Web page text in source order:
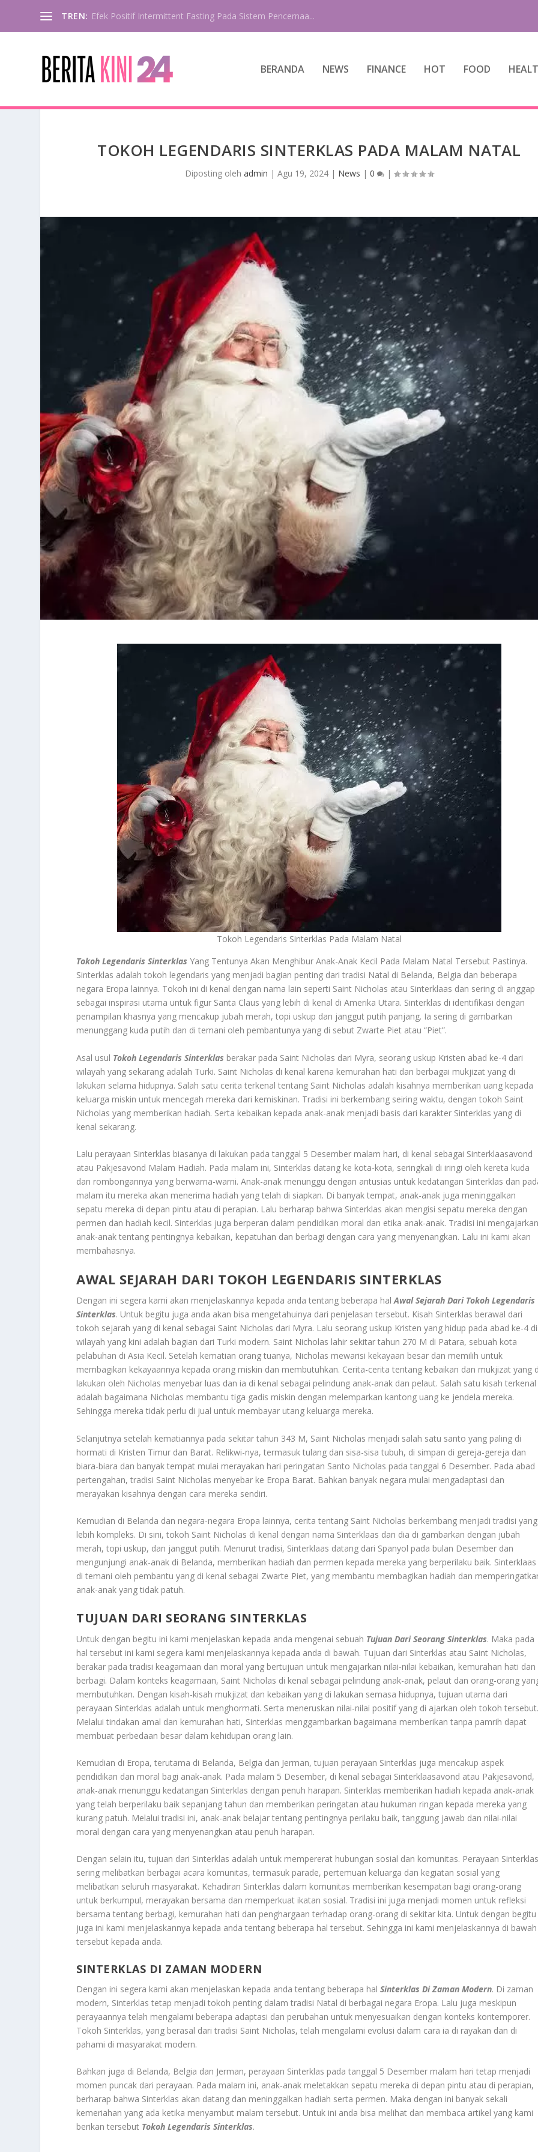
TREN: Efek Positif Intermittent Fasting Pada Sistem Pencernaa...
BERANDA NEWS FINANCE HOT FOOD
TOKOH LEGENDARIS SINTERKLAS PADA MALAM NATAL
Diposting oleh admin | Agu 19, 2024| News | 0 |
Tokoh Legendaris Sinterklas Pada Malam Natal
Tokoh Legendaris Sinterklas Yang Tentunya Akan Menghibur Anak-Anak Kecil Pada Malam Natal Tersebut Pastinya.
Sinterklas adalah tokoh legendaris yang menjadi bagian penting dari tradisi Natal di Belanda, Belgia dan beberapa
negara Eropa lainnya. Tokoh ini di kenal dengan nama lain seperti Saint Nicholas atau Sinterklaas dan sering di anggap
sebagai inspirasi utama untuk figur Santa Claus yang lebih di kenal di Amerika Utara. Sinterklas di identifikasi dengan
penampilan khasnya yang mencakup jubah merah, topi uskup dan janggut putih panjang. Ia sering di gambarkan
menunggang kuda putih dan di temani oleh pembantunya yang di sebut Zwarte Piet atau “Piet”.
Asal usul Tokoh Legendaris Sinterklas berakar pada Saint Nicholas dari Myra, seorang uskup Kristen abad ke-4 dari
wilayah yang sekarang adalah Turki. Saint Nicholas di kenal karena kemurahan hati dan berbagai mukjizat yang di
lakukan selama hidupnya. Salah satu cerita terkenal tentang Saint Nicholas adalah kisahnya memberikan uang kepada
keluarga miskin untuk mencegah mereka dari kemiskinan. Tradisi ini berkembang seiring waktu, dengan tokoh Saint
Nicholas yang memberikan hadiah. Serta kebaikan kepada anak-anak menjadi basis dari karakter Sinterklas yang di
kenal sekarang.
Lalu perayaan Sinterklas biasanya di lakukan pada tanggal 5 Desember malam hari, di kenal sebagai Sinterklaasavond
atau Pakjesavond Malam Hadiah. Pada malam ini, Sinterklas datang ke kota-kota, seringkali di iringi oleh kereta kuda
dan rombongannya yang berwarna-warni. Anak-anak menunggu dengan antusias untuk kedatangan Sinterklas dan
malam itu mereka akan menerima hadiah yang telah di siapkan. Di banyak tempat, anak-anak juga meninggalkan
sepatu mereka di depan pintu atau di perapian. Lalu berharap bahwa Sinterklas akan mengisi sepatu mereka dengan
permen dan hadiah kecil. Sinterklas juga berperan dalam pendidikan moral dan etika anak-anak. Tradisi ini
anak-anak tentang pentingnya kebaikan, kepatuhan dan berbagi dengan cara yang menyenangkan. Lalu ini kami akan
membahasnya.
AWAL SEJARAH DARI TOKOH LEGENDARIS SINTERKLAS
Dengan ini segera kami akan menjelaskannya kepada anda tentang beberapa halAwal Sejarah Dari Tokoh Legendaris
Sinterklas. Untuk begitu juga anda akan bisa mengetahuinya dari penjelasan tersebut. Kisah Sinterklas berawal dari
tokoh sejarah yang di kenal sebagai Saint Nicholas dari Myra. Lalu seorang uskup Kristen yang hidup pada abad ke-4 di
wilayah yang kini adalah bagian dari Turki modern. Saint Nicholas lahir sekitar tahun 270 M di Patara, sebuah kota
pelabuhan di Asia Kecil. Setelah kematian orang tuanya, Nicholas mewarisi kekayaan besar dan memilih untuk
membagikan kekayaannya kepada orang miskin dan membutuhkan. Cerita-cerita tentang kebaikan dan mukjizat yang
lakukan oleh Nicholas menyebar luas dan ia di kenal sebagai pelindung anak-anak dan pelaut. Salah satu kisah terkenal
adalah bagaimana Nicholas membantu tiga gadis miskin dengan melemparkan kantong uang ke jendela mereka.
Sehingga mereka tidak perlu di jual untuk membayar utang keluarga mereka.
Selanjutnya setelah kematiannya pada sekitar tahun 343 M, Saint Nicholas menjadi salah satu santo yang paling di
hormati di Kristen Timur dan Barat. Relikwi-nya, termasuk tulang dan sisa-sisa tubuh, di simpan di gereja-gereja dan
biara-biara dan banyak tempat mulai merayakan hari peringatan Santo Nicholas pada tanggal 6 Desember. Pada abad
pertengahan, tradisi Saint Nicholas menyebar ke Eropa Barat. Bahkan banyak negara mulai mengadaptasi dan
merayakan kisahnya dengan cara mereka sendiri.
Kemudian di Belanda dan negara-negara Eropa lainnya, cerita tentang Saint Nicholas berkembang menjadi tradisi yang
lebih kompleks. Di sini, tokoh Saint Nicholas di kenal dengan nama Sinterklaas dan dia di gambarkan dengan jubah
merah, topi uskup, dan janggut putih. Menurut tradisi, Sinterklaas datang dari Spanyol pada bulan Desember dan
mengunjungi anak-anak di Belanda, memberikan hadiah dan permen kepada mereka yang berperilaku baik. Sinterklaas
di temani oleh pembantu yang di kenal sebagai Zwarte Piet, yang membantu membagikan hadiah dan
anak-anak yang tidak patuh.
TUJUAN DARI SEORANG SINTERKLAS
Untuk dengan begitu ini kami menjelaskan kepada anda mengenai sebuah Tujuan Dari Seorang Sinterklas. Maka pada
hal tersebut ini kami segera kami menjelaskannya kepada anda di bawah. Tujuan dari Sinterklas atau Saint Nicholas,
berakar pada tradisi keagamaan dan moral yang bertujuan untuk mengajarkan nilai-nilai kebaikan, kemurahan hati dan
berbagi. Dalam konteks keagamaan, Saint Nicholas di kenal sebagai pelindung anak-anak, pelaut dan orang-orang
membutuhkan. Dengan kisah-kisah mukjizat dan kebaikan yang di lakukan semasa hidupnya, tujuan utama dari
perayaan Sinterklas adalah untuk menghormati. Serta meneruskan nilai-nilai positif yang di ajarkan oleh tokoh
Melalui tindakan amal dan kemurahan hati, Sinterklas menggambarkan bagaimana memberikan tanpa pamrih dapat
membuat perbedaan besar dalam kehidupan orang lain.
Kemudian di Eropa, terutama di Belanda, Belgia dan Jerman, tujuan perayaan Sinterklas juga mencakup aspek
pendidikan dan moral bagi anak-anak. Pada malam 5 Desember, di kenal sebagai Sinterklaasavond atau Pakjesavond,
anak-anak menunggu kedatangan Sinterklas dengan penuh harapan. Sinterklas memberikan hadiah kepada anak-anak
yang telah berperilaku baik sepanjang tahun dan memberikan peringatan atau hukuman ringan kepada mereka yang
kurang patuh. Melalui tradisi ini, anak-anak belajar tentang pentingnya perilaku baik, tanggung jawab dan nilai-nilai
moral dengan cara yang menyenangkan atau penuh harapan.
Dengan selain itu, tujuan dari Sinterklas adalah untuk mempererat hubungan sosial dan komunitas. Perayaan
sering melibatkan berbagai acara komunitas, termasuk parade, pertemuan keluarga dan kegiatan sosial yang
melibatkan seluruh masyarakat. Kehadiran Sinterklas dalam komunitas memberikan kesempatan bagi orang-orang
untuk berkumpul, merayakan bersama dan memperkuat ikatan sosial. Tradisi ini juga menjadi momen untuk refleksi
bersama tentang berbagi, kemurahan hati dan penghargaan terhadap orang-orang di sekitar kita. Untuk dengan begitu
juga ini kami menjelaskannya kepada anda tentang beberapa hal tersebut. Sehingga ini kami menjelaskannya di bawah
tersebut kepada anda.
SINTERKLAS DI ZAMAN MODERN
Dengan ini segera kami akan menjelaskan kepada anda tentang beberapa halSinterklas Di Zaman Modern. Di zaman
modern, Sinterklas tetap menjadi tokoh penting dalam tradisi Natal di berbagai negara Eropa. Lalu juga meskipun
perayaannya telah mengalami beberapa adaptasi dan perubahan untuk menyesuaikan dengan konteks kontemporer.
Tokoh Sinterklas, yang berasal dari tradisi Saint Nicholas, telah mengalami evolusi dalam cara ia di rayakan dan di
pahami di masyarakat modern.
Bahkan juga di Belanda, Belgia dan Jerman, perayaan Sinterklas pada tanggal 5 Desember malam hari tetap menjadi
momen puncak dari perayaan. Pada malam ini, anak-anak meletakkan sepatu mereka di depan pintu atau di perapian,
berharap bahwa Sinterklas akan datang dan meninggalkan hadiah serta permen. Maka dengan ini banyak sekali
kemeriahan yang ada ketika menyambut malam tersebut. Untuk ini anda bisa melihat dan membaca artikel yang kami
berikan tersebut Tokoh Legendaris Sinterklas.